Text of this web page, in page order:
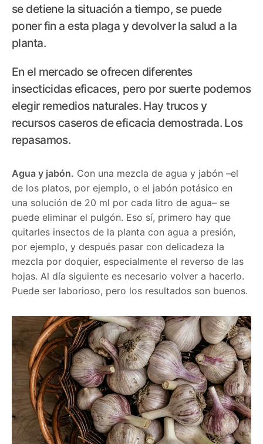
se detiene la situación a tiempo, se puede
poner fin a esta plaga y devolver la salud a la
planta.
En el mercado se ofrecen diferentes
insecticidas eficaces, pero por suerte podemos
elegir remedios naturales. Hay trucos y
recursos caseros de eficacia demostrada. Los
repasamos.
Agua y jabón. Con una mezcla de agua y jabón –el
de los platos, por ejemplo, o el jabón potásico en
una solución de 20 ml por cada litro de agua– se
puede eliminar el pulgón. Eso sí, primero hay que
quitarles insectos de la planta con agua a presión,
por ejemplo, y después pasar con delicadeza la
mezcla por doquier, especialmente el reverso de las
hojas. Al día siguiente es necesario volver a hacerlo.
Puede ser laborioso, pero los resultados son buenos.